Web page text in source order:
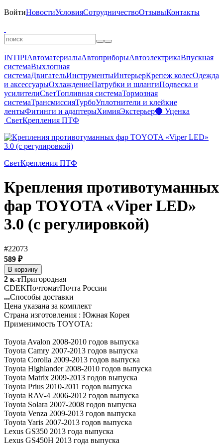
ВойтиНовостиУсловияСотрудничествоОтзывыКонтакты
INTIPIАвтоматериалыАвтоприборыАвтоэлектрикаВпускная
системаВыхлопная
системаДвигательИнструментыИнтерьерКрепеж колесОдежда
и аксессуарыОхлаждениеПатрубки и шлангиПодвеска и
усилителиСветТопливная системаТормозная
системаТрансмиссияТурбоУплотнители и клейкие
лентыФитинги и адаптерыХимияЭкстерьер🔴 Уценка
СветКрепления ПТФ
СветКрепления ПТФ
Крепления противотуманных
фар TOYOTA «Viper LED»
3.0 (с регулировкой)
#22073
589 ₽
В корзину
2 к-тПригородная
CDEKПочтоматПочта России
...Способы доставки
Цена указана за комплект
Страна изготовления : Южная Корея
Применимость TOYOTA:
Toyota Avalon 2008-2010 годов выпуска
Toyota Camry 2007-2013 годов выпуска
Toyota Corolla 2009-2013 годов выпуска
Toyota Highlander 2008-2010 годов выпуска
Toyota Matrix 2009-2013 годов выпуска
Toyota Prius 2010-2011 годов выпуска
Toyota RAV-4 2006-2012 годов выпуска
Toyota Solara 2007-2008 годов выпуска
Toyota Venza 2009-2013 годов выпуска
Toyota Yaris 2007-2013 годов выпуска
Lexus GS350 2013 года выпуска
Lexus GS450H 2013 года выпуска